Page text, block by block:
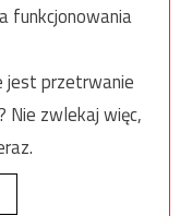
funkcjonowania
jest przetrwanie
Nie zwlekaj więc,